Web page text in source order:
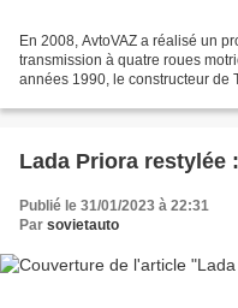
En 2008, AvtoVAZ a réalisé un
transmission à quatre roues
années 1990, le constructeur de
Lada Priora restylée
Publié le 31/01/2023 à 22:31
Par sovietauto